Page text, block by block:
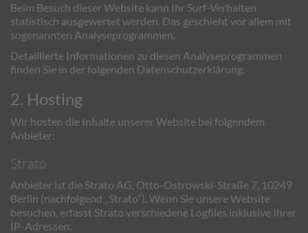
Beim Besuch dieser Website kann Ihr Surf-Verhalten
statistisch ausgewertet werden. Das geschieht vor allem mit
sogenannten Analyseprogrammen.
Detaillierte Informationen zu diesen Analyseprogrammen
finden Sie in der folgenden Datenschutzerklärung.
2. Hosting
Wir hosten die Inhalte unserer Website bei folgendem
Anbieter:
Strato
Anbieter ist die Strato AG, Otto-Ostrowski-Straße 7, 10249
Berlin (nachfolgend „Strato“). Wenn Sie unsere Website
besuchen, erfasst Strato verschiedene Logfiles inklusive Ihrer
IP-Adressen.